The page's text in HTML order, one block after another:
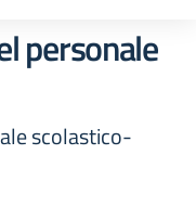
personale
scolastico-